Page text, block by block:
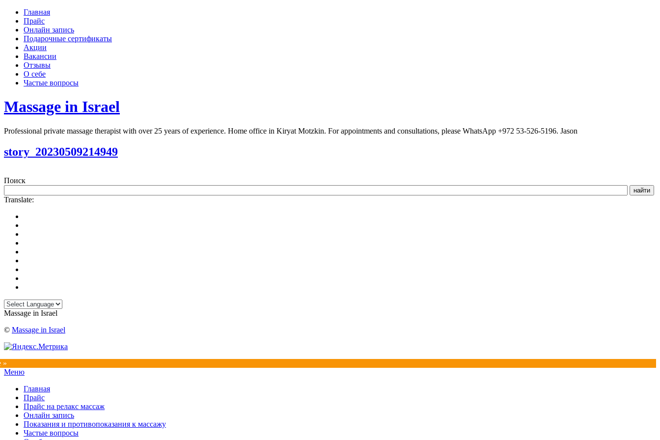
Главная
Прайс
Онлайн запись
Подарочные сертификаты
Акции
Вакансии
Отзывы
О себе
Частые вопросы
Massage in Israel
Professional private massage therapist with over 25 years of experience. Home office in Kiryat Motzkin. For appointments and consultations, please WhatsApp +972 53-526-5196. Jason
story_20230509214949
Поиск
Translate:
Massage in Israel
© Massage in Israel
»
Прокрутка
Меню
Главная
Прайс
Прайс на релакс массаж
Онлайн запись
Показания и противопоказания к массажу
Частые вопросы